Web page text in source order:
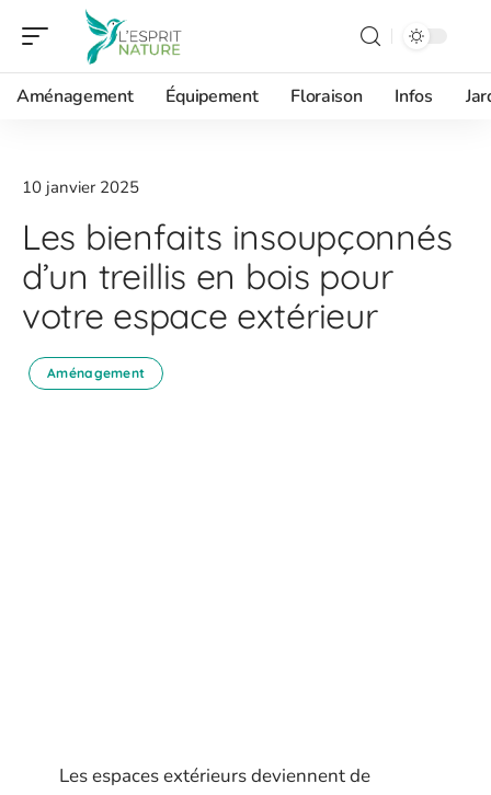
Aménagement Équipement Floraison Infos
10 janvier 2025
Les bienfaits insoupçonnés
d’un treillis en bois pour
votre espace extérieur
Aménagement
Les espaces extérieurs deviennent de